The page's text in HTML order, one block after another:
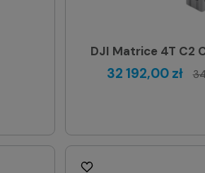
DJI Matrice 4T C2
32 192,00 zł